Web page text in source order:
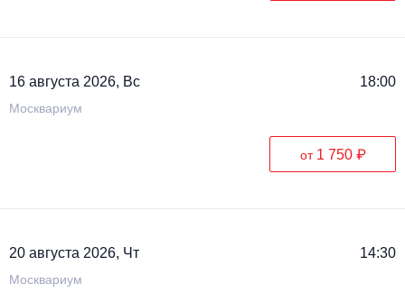
16 августа 2026, Вс 18:00
Москвариум
от 1 750 ₽
20 августа 2026, Чт 14:30
Москвариум